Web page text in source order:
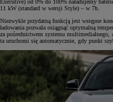
Executive) od 0% do 100% naładujemy
11 kW (standard w wersji Style) – w 7h.
Niezwykle przydatną funkcją jest wstępne
ładowania pozwala osiągnąć optymalną
za pośrednictwem systemu multimedialnego,
ta uruchomi się automatycznie, gdy punkt